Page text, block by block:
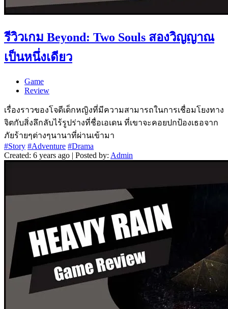
รีวิวเกม Beyond: Two Souls สองวิญญาณ
เป็นหนึ่งเดียว
Game
Review
เรื่องราวของโจดีเด็กหญิงที่มีความสามารถในการเชื่อมโยงทาง
จิตกับสิ่งลึกลับไร้รูปร่างที่ชื่อเอเดน ที่เขาจะคอยปกป้องเธอจาก
ภัยร้ายๆต่างๆนานาที่ผ่านเข้ามา
#Story #Adventure #Drama
Created: 6 years ago | Posted by: Admin